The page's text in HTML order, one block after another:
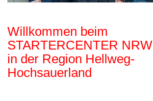
Willkommen beim
STARTERCENTER NRW
in der Region Hellweg-
Hochsauerland